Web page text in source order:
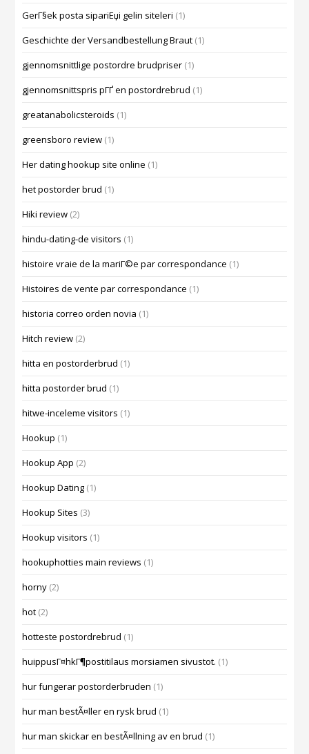
GerГ§ek posta sipariЕџi gelin siteleri (1)
Geschichte der Versandbestellung Braut (1)
gjennomsnittlige postordre brudpriser (1)
gjennomsnittspris pГҐ en postordrebrud (1)
greatanabolicsteroids (1)
greensboro review (1)
Her dating hookup site online (1)
het postorder brud (1)
Hiki review (2)
hindu-dating-de visitors (1)
histoire vraie de la mariГ©e par correspondance (1)
Histoires de vente par correspondance (1)
historia correo orden novia (1)
Hitch review (2)
hitta en postorderbrud (1)
hitta postorder brud (1)
hitwe-inceleme visitors (1)
Hookup (1)
Hookup App (2)
Hookup Dating (1)
Hookup Sites (3)
Hookup visitors (1)
hookuphotties main reviews (1)
horny (2)
hot (2)
hotteste postordrebrud (1)
huippusГ¤hkГ¶postitilaus morsiamen sivustot. (1)
hur fungerar postorderbruden (1)
hur man bestÃ¤ller en rysk brud (1)
hur man skickar en bestÃ¤llning av en brud (1)